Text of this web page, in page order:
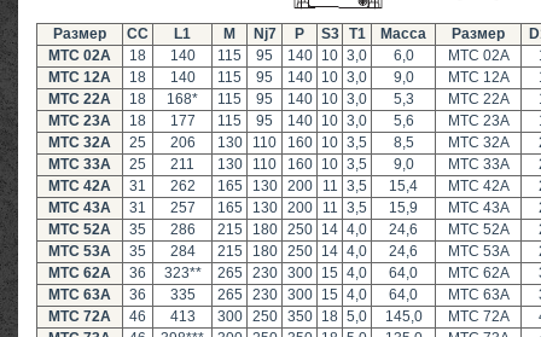
Размер CC L1 M Nj7 P S3 T1 Масса Размер
MTC 02A
18 140 115 95 140 10 3,0 6,0 MTC 02A
MTC 12A
18 140 115 95 140 10 3,0 9,0 MTC 12A
MTC 22A
18 168* 115 95 140 10 3,0 5,3 MTC 22A
MTC 23A
18 177 115 95 140 10 3,0 5,6 MTC 23A
MTC 32A
25 206 130 110 160 10 3,5 8,5 MTC 32A
MTC 33A
25 211 130 110 160 10 3,5 9,0 MTC 33A
MTC 42A
31 262 165 130 200 11 3,5 15,4 MTC 42A
MTC 43A
31 257 165 130 200 11 3,5 15,9 MTC 43A
MTC 52A
35 286 215 180 250 14 4,0 24,6 MTC 52A
MTC 53A
35 284 215 180 250 14 4,0 24,6 MTC 53A
MTC 62A
36 323** 265 230 300 15 4,0 64,0 MTC 62A
MTC 63A
36 335 265 230 300 15 4,0 64,0 MTC 63A
MTC 72A
46 413 300 250 350 18 5,0 145,0 MTC 72A